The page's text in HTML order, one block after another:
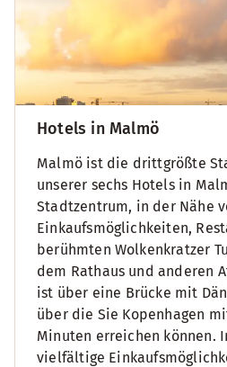
Hotels in Malmö
Malmö ist die drittgrößte
unserer sechs Hotels in
Stadtzentrum, in der Nähe
Einkaufsmöglichkeiten,
berühmten Wolkenkratzer
dem Rathaus und anderen
ist über eine Brücke mit
über die Sie Kopenhagen
Minuten erreichen können.
vielfältige